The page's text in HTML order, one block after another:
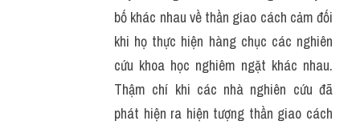
bố khác nhau về thần giao cách cảm đối
khi họ thực hiện hàng chục các nghiên
cứu khoa học nghiêm ngặt khác nhau.
Thậm chí khi các nhà nghiên cứu đã
phát hiện ra hiện tượng thần giao cách